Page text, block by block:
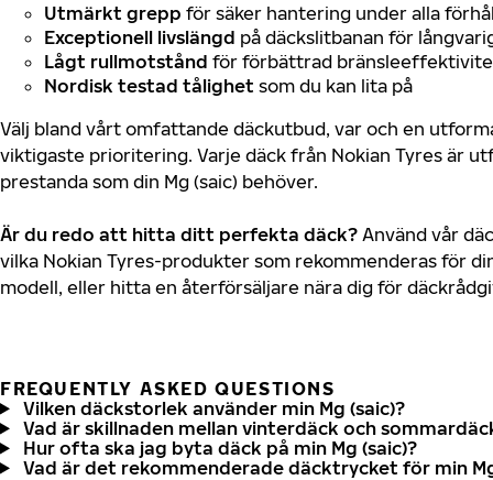
Utmärkt grepp för säker hantering under alla
Exceptionell livslängd på däckslitbanan för
Lågt rullmotstånd för förbättrad
Nordisk testad tålighet som du kan lita på
Välj bland vårt omfattande däckutbud, var och en
viktigaste prioritering. Varje däck från Nokian Tyres är
prestanda som din Mg (saic) behöver.
Är du redo att hitta ditt perfekta däck? Använd vår
vilka Nokian Tyres-produkter som rekommenderas för
modell, eller hitta en återförsäljare nära dig för
FREQUENTLY ASKED QUESTIONS
Vilken däckstorlek använder min Mg (saic)?
Vad är skillnaden mellan vinterdäck och
Hur ofta ska jag byta däck på min Mg (saic)?
Vad är det rekommenderade däcktrycket för min